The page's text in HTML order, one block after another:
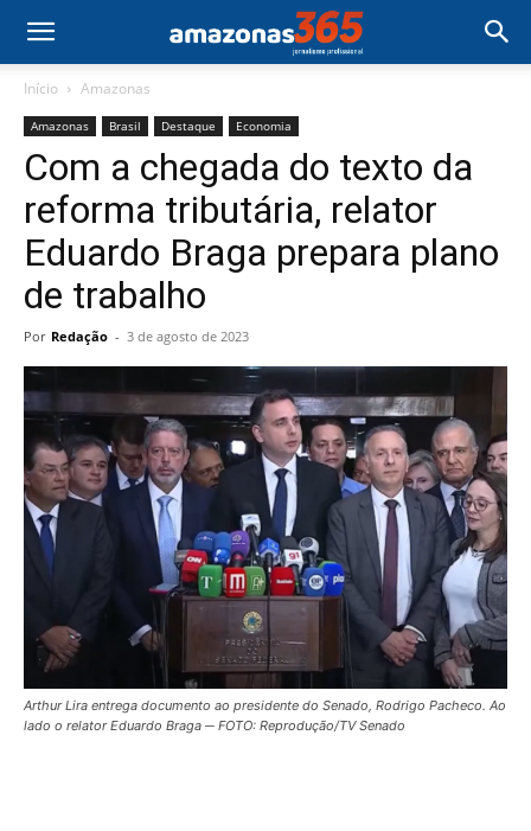
Início Amazonas
Amazonas Brasil Destaque Economia
Com a chegada do texto da
reforma tributária, relator
Eduardo Braga prepara plano
de trabalho
Por Redação - 3 de agosto de 2023
Arthur Lira entrega documento ao presidente do Senado, Rodrigo Pacheco. Ao
lado o relator Eduardo Braga ─ FOTO: Reprodução/TV Senado